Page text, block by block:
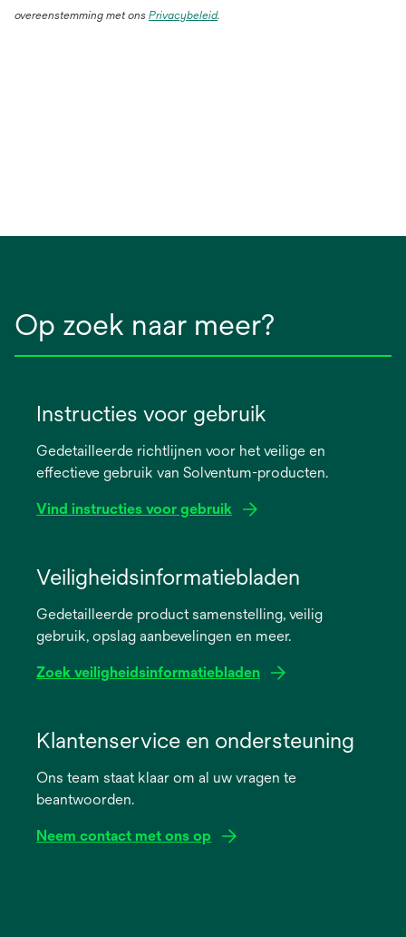
overeenstemming met ons Privacybeleid.
Op zoek naar meer?
Instructies voor gebruik
Gedetailleerde richtlijnen voor het veilige en
effectieve gebruik van Solventum-producten.
Vind instructies voor gebruik
new
Veiligheidsinformatiebladen
Gedetailleerde product samenstelling, veilig
gebruik, opslag aanbevelingen en meer.
Zoek veiligheidsinformatiebladen
new
Klantenservice en ondersteuning
Ons team staat klaar om al uw vragen te
beantwoorden.
Neem contact met ons op